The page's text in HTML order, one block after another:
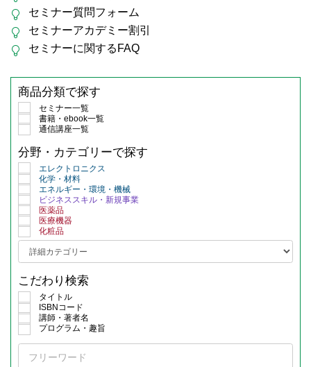
セミナー質問フォーム
セミナーアカデミー割引
セミナーに関するFAQ
商品分類で探す
セミナー一覧
書籍・ebook一覧
通信講座一覧
分野・カテゴリーで探す
エレクトロニクス
化学・材料
エネルギー・環境・機械
ビジネススキル・新規事業
医薬品
医療機器
化粧品
こだわり検索
タイトル
ISBNコード
講師・著者名
プログラム・趣旨